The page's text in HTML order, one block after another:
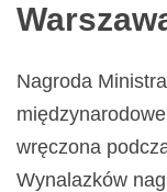
Nagroda
wręczona
Wynalazków